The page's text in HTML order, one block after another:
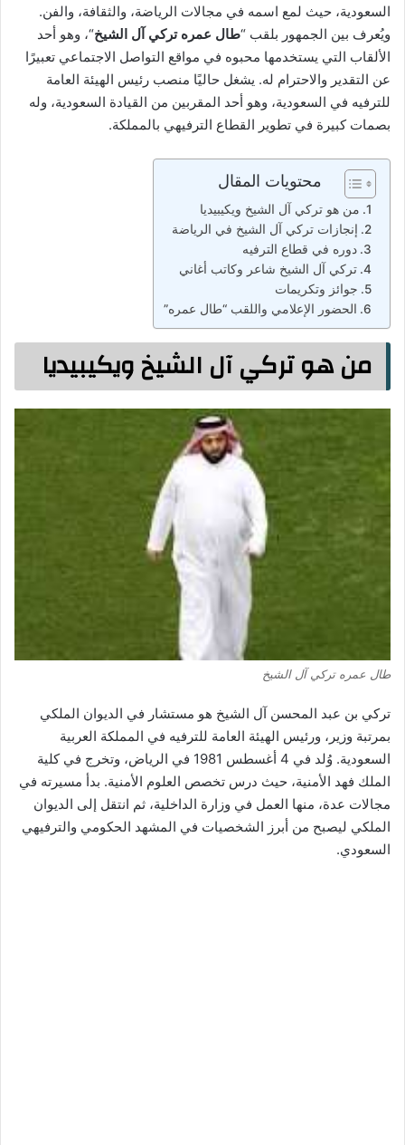
السعودية، حيث لمع اسمه في مجالات الرياضة، والثقافة، والفن.
ويُعرف بين الجمهور بلقب “طال عمره تركي آل الشيخ“، وهو أحد
الألقاب التي يستخدمها محبوه في مواقع التواصل الاجتماعي تعبيرًا
عن التقدير والاحترام له. يشغل حاليًا منصب رئيس الهيئة العامة
للترفيه في السعودية، وهو أحد المقربين من القيادة السعودية، وله
بصمات كبيرة في تطوير القطاع الترفيهي بالمملكة.
محتويات المقال
من هو تركي آل الشيخ ويكيبيديا
إنجازات تركي آل الشيخ في الرياضة
دوره في قطاع الترفيه
تركي آل الشيخ شاعر وكاتب أغاني
جوائز وتكريمات
الحضور الإعلامي واللقب “طال عمره”
من هو تركي آل الشيخ ويكيبيديا
طال عمره تركي آل الشيخ
تركي بن عبد المحسن آل الشيخ هو مستشار في الديوان الملكي
بمرتبة وزير، ورئيس الهيئة العامة للترفيه في المملكة العربية
السعودية. وُلد في 4 أغسطس 1981 في الرياض، وتخرج في كلية
الملك فهد الأمنية، حيث درس تخصص العلوم الأمنية. بدأ مسيرته في
مجالات عدة، منها العمل في وزارة الداخلية، ثم انتقل إلى الديوان
الملكي ليصبح من أبرز الشخصيات في المشهد الحكومي والترفيهي
السعودي.